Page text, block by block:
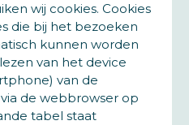
wij cookies. Cookies
die bij het bezoeken
kunnen worden
van het device
van de
de webbrowser op
tabel staat